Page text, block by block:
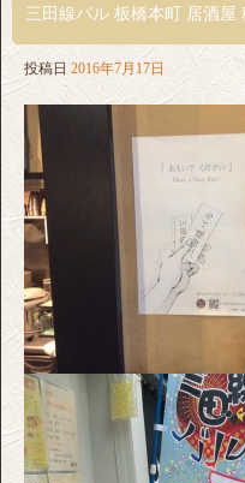
三田線バル 板橋本町 居酒屋
投稿日 2016年7月17日